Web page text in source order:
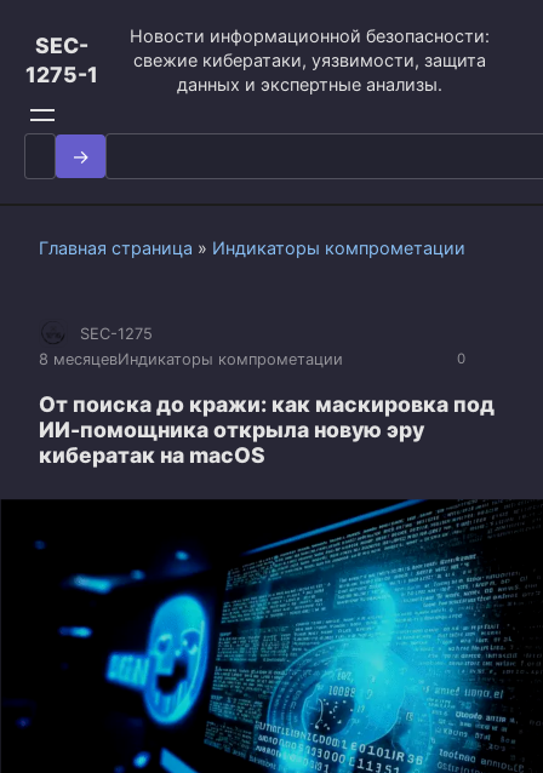
контенту
SEC-
1275-1
Новости информационной безопасности:
свежие кибератаки, уязвимости, защита
данных и экспертные анализы.
Search
for:
Главная страница » Индикаторы компрометации
0
SEC-1275
8 месяцевИндикаторы компрометации
От поиска до кражи: как маскировка под
ИИ-помощника открыла новую эру
кибератак на macOS